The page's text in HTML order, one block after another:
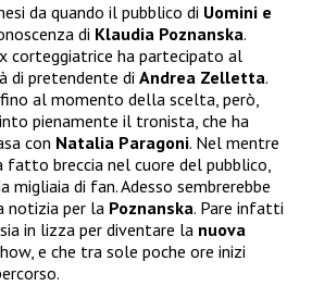
da quando il pubblico di Uomini e
di Klaudia Poznanska.
corteggiatrice ha partecipato al
di pretendente di Andrea Zelletta.
al momento della scelta, però,
pienamente il tronista, che ha
con Natalia Paragoni. Nel mentre
fatto breccia nel cuore del pubblico,
migliaia di fan. Adesso sembrerebbe
notizia per la Poznanska. Pare infatti
in lizza per diventare la nuova
e che tra sole poche ore inizi